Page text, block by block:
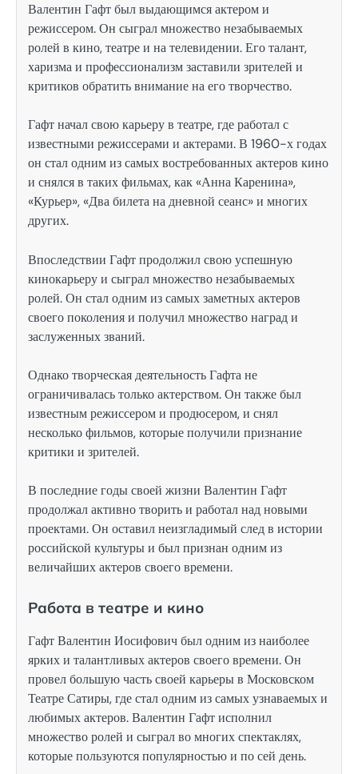
Валентин Гафт был выдающимся актером и
режиссером. Он сыграл множество незабываемых
ролей в кино, театре и на телевидении. Его талант,
харизма и профессионализм заставили зрителей и
критиков обратить внимание на его творчество.
Гафт начал свою карьеру в театре, где работал с
известными режиссерами и актерами. В 1960-х годах
он стал одним из самых востребованных актеров кино
и снялся в таких фильмах, как «Анна Каренина»,
«Курьер», «Два билета на дневной сеанс» и многих
других.
Впоследствии Гафт продолжил свою успешную
кинокарьеру и сыграл множество незабываемых
ролей. Он стал одним из самых заметных актеров
своего поколения и получил множество наград и
заслуженных званий.
Однако творческая деятельность Гафта не
ограничивалась только актерством. Он также был
известным режиссером и продюсером, и снял
несколько фильмов, которые получили признание
критики и зрителей.
В последние годы своей жизни Валентин Гафт
продолжал активно творить и работал над новыми
проектами. Он оставил неизгладимый след в истории
российской культуры и был признан одним из
величайших актеров своего времени.
Работа в театре и кино
Гафт Валентин Иосифович был одним из наиболее
ярких и талантливых актеров своего времени. Он
провел большую часть своей карьеры в Московском
Театре Сатиры, где стал одним из самых узнаваемых и
любимых актеров. Валентин Гафт исполнил
множество ролей и сыграл во многих спектаклях,
которые пользуются популярностью и по сей день.